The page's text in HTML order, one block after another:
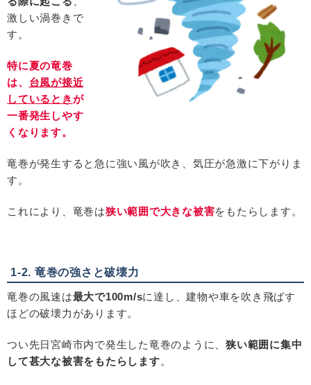
激しい渦巻きで
す。
特に夏の竜巻
は、 台風が接近
しているときが
一番発生しやす
くなります。
竜巻が発生すると急に強い風が吹き、気圧が急激に下がりま
す。
これにより、竜巻は狭い範囲で大きな被害をもたらします。
1-2. 竜巻の強さと破壊力
竜巻の風速は最大で100m/sに達し、建物や車を吹き飛ばす
ほどの破壊力があります。
つい先日宮崎市内で発生した竜巻のように、 狭い範囲に集中
して甚大な被害をもたらします。